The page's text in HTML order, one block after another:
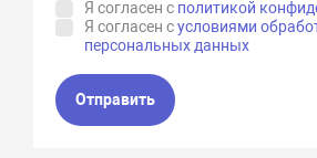
Я согласен с политикой
Я согласен сусловиями
персональных данных
Отправить